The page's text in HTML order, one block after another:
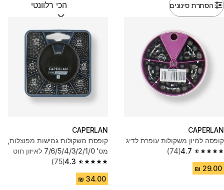
הסתרת סינונים מיין לפי:(optional)
CAPERLAN
קופסה למיון משקולות עופרת לדיג
4.7
4.7 out of 5 stars from 74 reviews
(74)
CAPERLAN
קופסת משקולות גמישות מפוצלות,
מס' ‏7/6/5/4/3/2/1/0 לאיזון חוט
הדיג
4.3
4.3 out of 5 stars from 75 reviews
(75)